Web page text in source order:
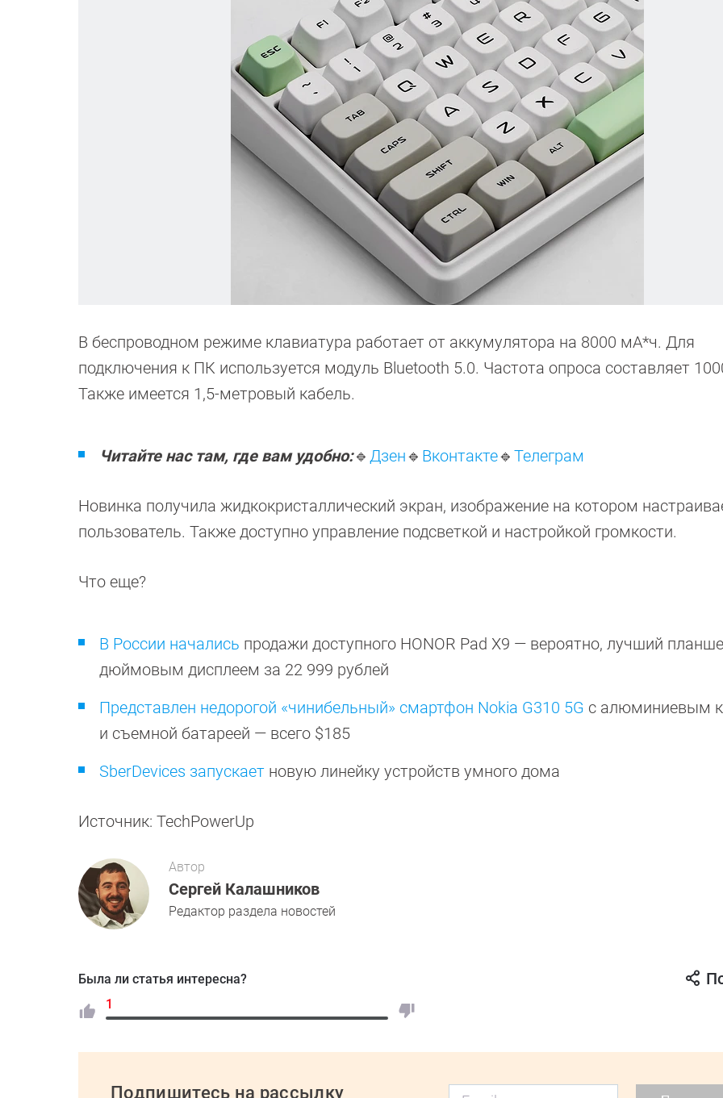
В беспроводном режиме клавиатура работает от аккумулятора на 8000 мА*ч. Для
подключения к ПК используется модуль Bluetooth 5.0. Частота опроса составляет
Также имеется 1,5-метровый кабель.
Читайте нас там, где вам удобно:🔹 Дзен🔹 Вконтакте🔹 Телеграм
Новинка получила жидкокристаллический экран, изображение на котором
пользователь. Также доступно управление подсветкой и настройкой громкости.
Что еще?
В России начались продажи доступного HONOR Pad X9 — вероятно, лучший
дюймовым дисплеем за 22 999 рублей
Представлен недорогой «чинибельный» смартфон Nokia G310 5G с алюминиевым
и съемной батареей — всего $185
SberDevices запускает новую линейку устройств умного дома
Источник: TechPowerUp
Автор
Сергей Калашников
Редактор раздела новостей
Была ли статья интересна?
1
Подпишитесь на рассылку